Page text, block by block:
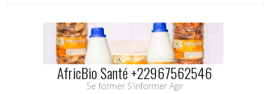
AfricBio Santé +22967562546
Se former S'informer Agir